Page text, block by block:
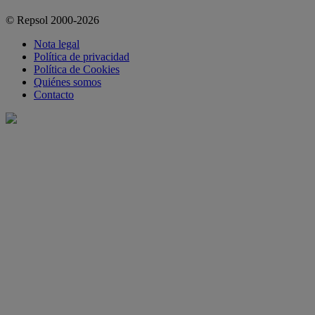
© Repsol 2000-2026
Nota legal
Política de privacidad
Política de Cookies
Quiénes somos
Contacto